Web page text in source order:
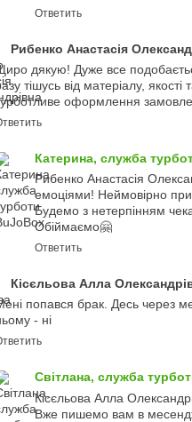
Ответить
Рибенко Анастасія
дякую! Дуже все
тішусь від матеріалу,
оформлення
Катерина, служба
Рибенко Анастасія
емоціями! Неймовірно
Будемо з нетерпінням
Обіймаємо🤗
Ответить
Кісєльова Алла
попався брак. Десь через
- ні
Світлана, служба
Кісєльова Алла
Вже пишемо вам в